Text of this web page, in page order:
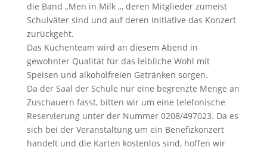
die Band „Men in Milk „, deren Mitglieder zumeist
Schulväter sind und auf deren Initiative das Konzert
zurückgeht.
Das Küchenteam wird an diesem Abend in
gewohnter Qualität für das leibliche Wohl mit
Speisen und alkoholfreien Getränken sorgen.
Da der Saal der Schule nur eine begrenzte Menge an
Zuschauern fasst, bitten wir um eine telefonische
Reservierung unter der Nummer 0208/497023. Da es
sich bei der Veranstaltung um ein Benefizkonzert
handelt und die Karten kostenlos sind, hoffen wir